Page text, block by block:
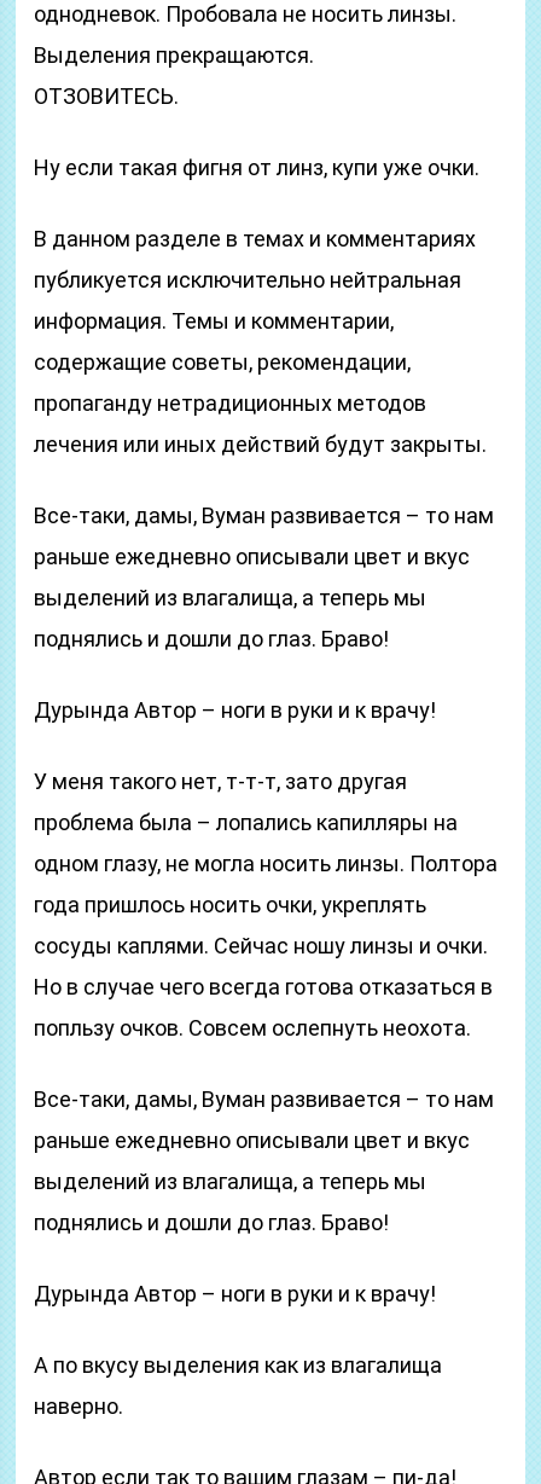
однодневок. Пробовала не носить линзы.
Выделения прекращаются.
ОТЗОВИТЕСЬ.
Ну если такая фигня от линз, купи уже очки.
В данном разделе в темах и комментариях
публикуется исключительно нейтральная
информация. Темы и комментарии,
содержащие советы, рекомендации,
пропаганду нетрадиционных методов
лечения или иных действий будут закрыты.
Все-таки, дамы, Вуман развивается – то нам
раньше ежедневно описывали цвет и вкус
выделений из влагалища, а теперь мы
поднялись и дошли до глаз. Браво!
Дурында Автор – ноги в руки и к врачу!
У меня такого нет, т-т-т, зато другая
проблема была – лопались капилляры на
одном глазу, не могла носить линзы. Полтора
года пришлось носить очки, укреплять
сосуды каплями. Сейчас ношу линзы и очки.
Но в случае чего всегда готова отказаться в
попльзу очков. Совсем ослепнуть неохота.
Все-таки, дамы, Вуман развивается – то нам
раньше ежедневно описывали цвет и вкус
выделений из влагалища, а теперь мы
поднялись и дошли до глаз. Браво!
Дурында Автор – ноги в руки и к врачу!
А по вкусу выделения как из влагалища
наверно.
Автор если так то вашим глазам – пи-да!